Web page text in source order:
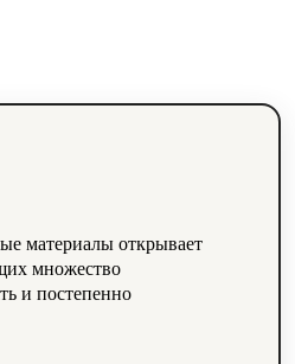
материалы открывает
множество
и постепенно